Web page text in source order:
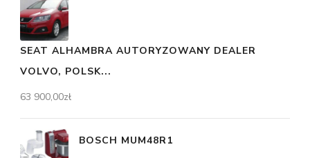
SEAT ALHAMBRA AUTORYZOWANY DEALER
VOLVO, POLSK...
63 900,00zł
BOSCH MUM48R1